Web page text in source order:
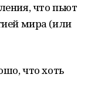
что пьют
мира (или
что хоть